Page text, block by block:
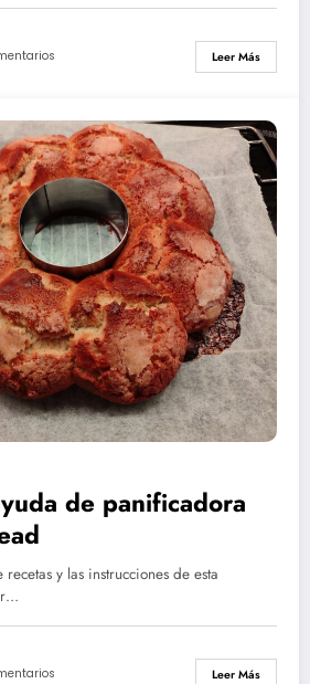
Leer Más
de panificadora
y las instrucciones de esta
Leer Más